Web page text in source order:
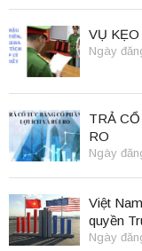
VỤ
Ngày
TRẢ
RO
Ngày
Việt
quyền
Ngày